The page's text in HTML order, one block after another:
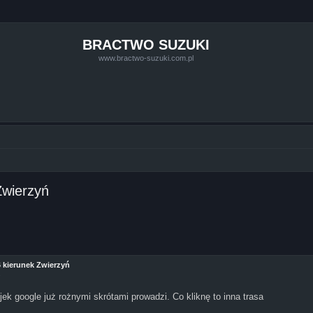
BRACTWO SUZUKI
www.bractwo-suzuki.com.pl
kierunek Zwierzyń
google już rożnymi skrótami prowadzi. Co kliknę to inna trasa